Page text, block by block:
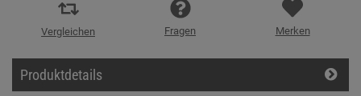
Vergleichen Fragen Merken
Produktdetails